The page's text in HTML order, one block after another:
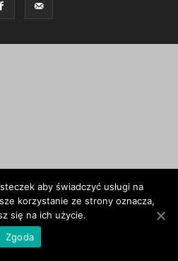
aby świadczyć usługi na
korzystanie ze strony oznacza,
się na ich użycie.
Zgoda